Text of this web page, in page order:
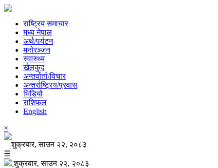
राष्ट्रिय समाचार
मध्य नेपाल
अर्थ/पर्यटन
मनोरञ्जन
स्वास्थ्य
खेलकुद
अन्तर्वार्ता/विचार
अन्तर्राष्ट्रिय/प्रवास
भिडियो
राशिफल
English
×
शुक्रबार, साउन २२, २०८३
☰
शुक्रबार, साउन २२, २०८३